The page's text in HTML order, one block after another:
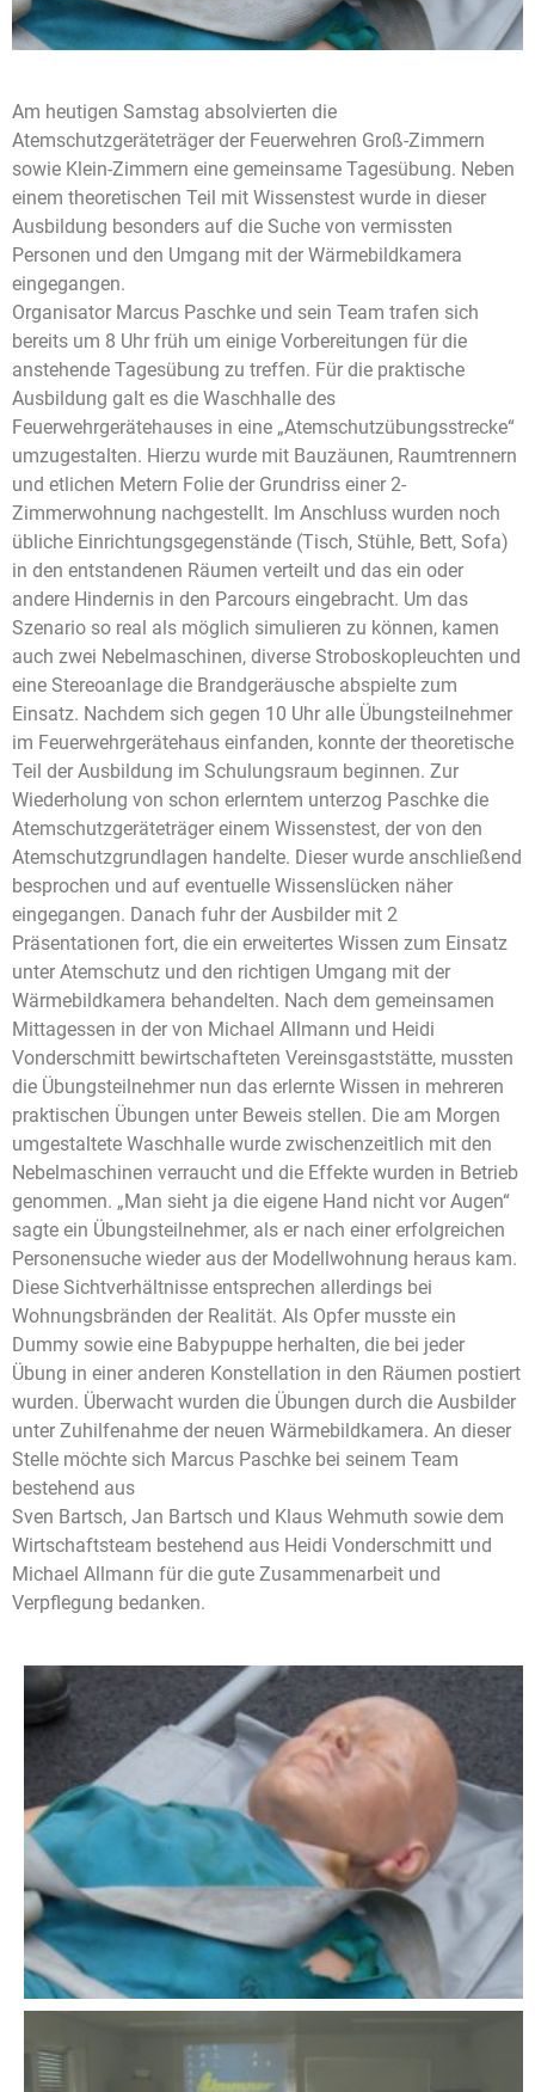
Am heutigen Samstag absolvierten die
Atemschutzgeräteträger der Feuerwehren Groß-Zimmern
sowie Klein-Zimmern eine gemeinsame Tagesübung. Neben
einem theoretischen Teil mit Wissenstest wurde in dieser
Ausbildung besonders auf die Suche von vermissten
Personen und den Umgang mit der Wärmebildkamera
eingegangen.
Organisator Marcus Paschke und sein Team trafen sich
bereits um 8 Uhr früh um einige Vorbereitungen für die
anstehende Tagesübung zu treffen. Für die praktische
Ausbildung galt es die Waschhalle des
Feuerwehrgerätehauses in eine „Atemschutzübungsstrecke“
umzugestalten. Hierzu wurde mit Bauzäunen, Raumtrennern
und etlichen Metern Folie der Grundriss einer 2-
Zimmerwohnung nachgestellt. Im Anschluss wurden noch
übliche Einrichtungsgegenstände (Tisch, Stühle, Bett, Sofa)
in den entstandenen Räumen verteilt und das ein oder
andere Hindernis in den Parcours eingebracht. Um das
Szenario so real als möglich simulieren zu können, kamen
auch zwei Nebelmaschinen, diverse Stroboskopleuchten und
eine Stereoanlage die Brandgeräusche abspielte zum
Einsatz. Nachdem sich gegen 10 Uhr alle Übungsteilnehmer
im Feuerwehrgerätehaus einfanden, konnte der theoretische
Teil der Ausbildung im Schulungsraum beginnen. Zur
Wiederholung von schon erlerntem unterzog Paschke die
Atemschutzgeräteträger einem Wissenstest, der von den
Atemschutzgrundlagen handelte. Dieser wurde anschließend
besprochen und auf eventuelle Wissenslücken näher
eingegangen. Danach fuhr der Ausbilder mit 2
Präsentationen fort, die ein erweitertes Wissen zum Einsatz
unter Atemschutz und den richtigen Umgang mit der
Wärmebildkamera behandelten. Nach dem gemeinsamen
Mittagessen in der von Michael Allmann und Heidi
Vonderschmitt bewirtschafteten Vereinsgaststätte, mussten
die Übungsteilnehmer nun das erlernte Wissen in mehreren
praktischen Übungen unter Beweis stellen. Die am Morgen
umgestaltete Waschhalle wurde zwischenzeitlich mit den
Nebelmaschinen verraucht und die Effekte wurden in Betrieb
genommen. „Man sieht ja die eigene Hand nicht vor Augen“
sagte ein Übungsteilnehmer, als er nach einer erfolgreichen
Personensuche wieder aus der Modellwohnung heraus kam.
Diese Sichtverhältnisse entsprechen allerdings bei
Wohnungsbränden der Realität. Als Opfer musste ein
Dummy sowie eine Babypuppe herhalten, die bei jeder
Übung in einer anderen Konstellation in den Räumen postiert
wurden. Überwacht wurden die Übungen durch die Ausbilder
unter Zuhilfenahme der neuen Wärmebildkamera. An dieser
Stelle möchte sich Marcus Paschke bei seinem Team
bestehend aus
Sven Bartsch, Jan Bartsch und Klaus Wehmuth sowie dem
Wirtschaftsteam bestehend aus Heidi Vonderschmitt und
Michael Allmann für die gute Zusammenarbeit und
Verpflegung bedanken.